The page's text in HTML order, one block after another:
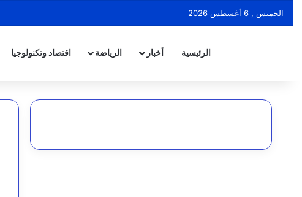
الخميس , 6 أغسطس 2026
الرئيسية أخبار الرياضة اقتصاد وتكنولوجيا